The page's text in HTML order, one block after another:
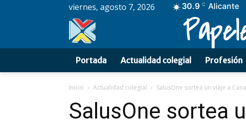
viernes, agosto 7, 2026 30.9 C Alicante
Portada Actualidad colegial Profesión
Inicio Actualidad colegial SalusOne sortea un viaje a
SalusOne sortea